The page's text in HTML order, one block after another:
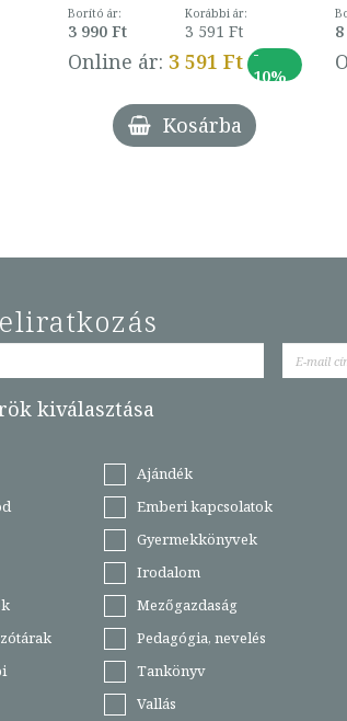
ékesszólás
kiskönyvtára
Borító ár:
3 990 Ft
Korábbi ár:
3 591 Ft
Online ár: 3 591 Ft -
10%
Kosárba
kiválasztása
Ajándék
Emberi kapcsolatok
Gyermekkönyvek
Irodalom
Mezőgazdaság
Pedagógia, nevelés
Tankönyv
Vallás